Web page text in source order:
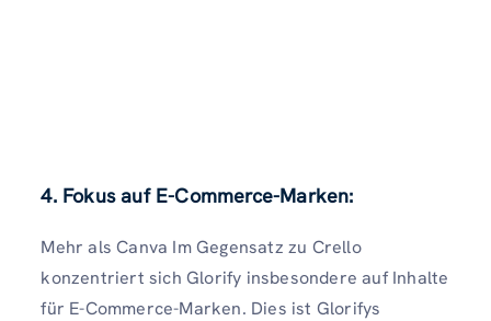
4. Fokus auf E-Commerce-Marken:
Mehr als Canva Im Gegensatz zu Crello
konzentriert sich Glorify insbesondere auf Inhalte
für E-Commerce-Marken. Dies ist Glorifys